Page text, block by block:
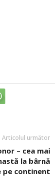
Articolul următor
– cea mai
la bârnă
pe continent